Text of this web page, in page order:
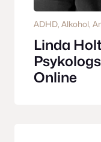
ADHD, Alkohol,
Linda
Online